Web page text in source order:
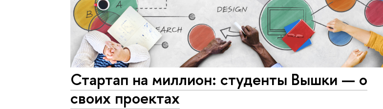
Стартап на миллион: студенты Вышки — о
своих проектах